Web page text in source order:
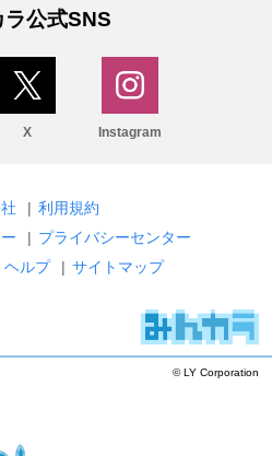
ラ公式SNS
X Instagram
| 利用規約
| プライバシーセンター
ヘルプ | サイトマップ
© LY Corporation